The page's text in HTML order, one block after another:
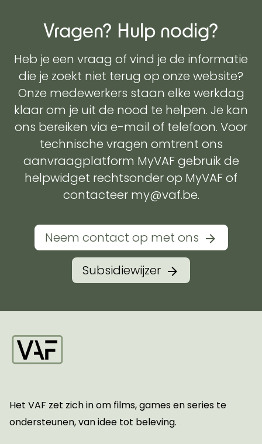
Vragen? Hulp nodig?
Heb je een vraag of vind je de informatie
die je zoekt niet terug op onze website?
Onze medewerkers staan elke werkdag
klaar om je uit de nood te helpen. Je kan
ons bereiken via e-mail of telefoon. Voor
technische vragen omtrent ons
aanvraagplatform MyVAF gebruik de
helpwidget rechtsonder op MyVAF of
contacteer my@vaf.be.
Neem contact op met ons
Subsidiewijzer
Het VAF zet zich in om films, games en series te
ondersteunen, van idee tot beleving.